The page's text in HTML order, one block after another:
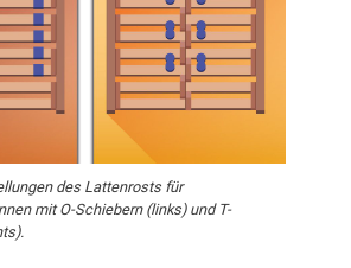
des Lattenrosts für
mit O-Schiebern (links) und T-